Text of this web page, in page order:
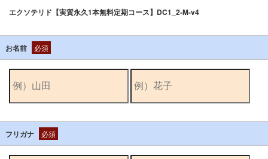
エクソテリド【実質永久1本無料定期コース】DC1_2-M-v4
お名前 必須
フリガナ 必須